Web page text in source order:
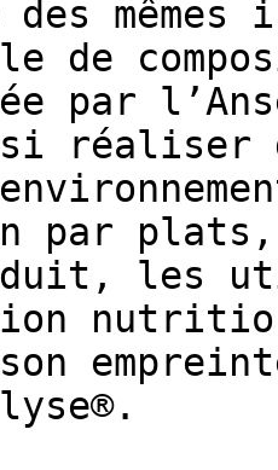
des
de
par
réaliser
par
les